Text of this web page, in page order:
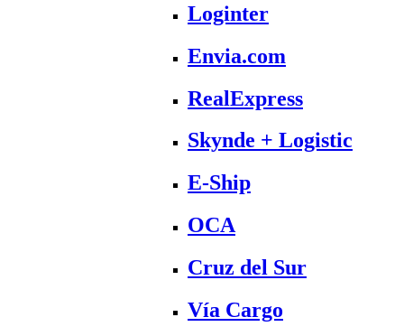
Loginter
Envia.com
RealExpress
Skynde + Logistic
E-Ship
OCA
Cruz del Sur
Vía Cargo